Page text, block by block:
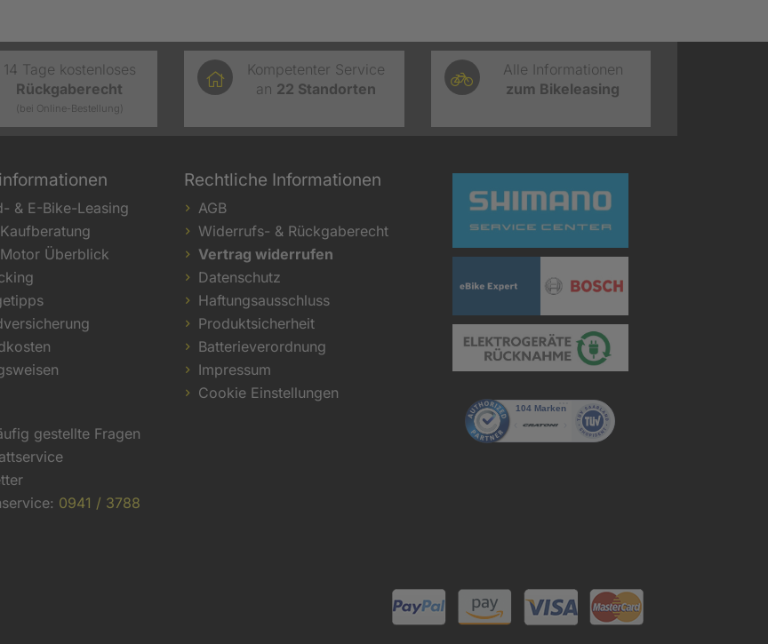
14 Tage kostenloses
Rückgaberecht
(bei Online-Bestellung)
Kompetenter Service
an 22 Standorten
Alle Informationen
zum Bikeleasing
& E-Bike-Leasing
Überblick
gestellte Fragen
0941 / 3788
Rechtliche Informationen
AGB
Widerrufs- & Rückgaberecht
Vertrag widerrufen
Datenschutz
Haftungsausschluss
Produktsicherheit
Batterieverordnung
Impressum
Cookie Einstellungen